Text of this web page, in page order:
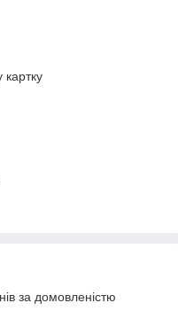
за домовленістю